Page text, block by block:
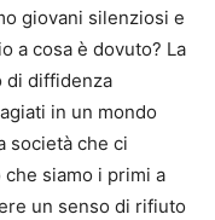
giovani silenziosi e
a cosa è dovuto? La
di diffidenza
in un mondo
società che ci
che siamo i primi a
un senso di rifiuto